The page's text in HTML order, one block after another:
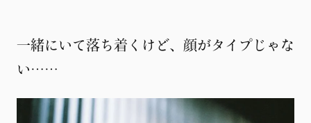
一緒にいて落ち着くけど、顔がタイプじゃな
い……